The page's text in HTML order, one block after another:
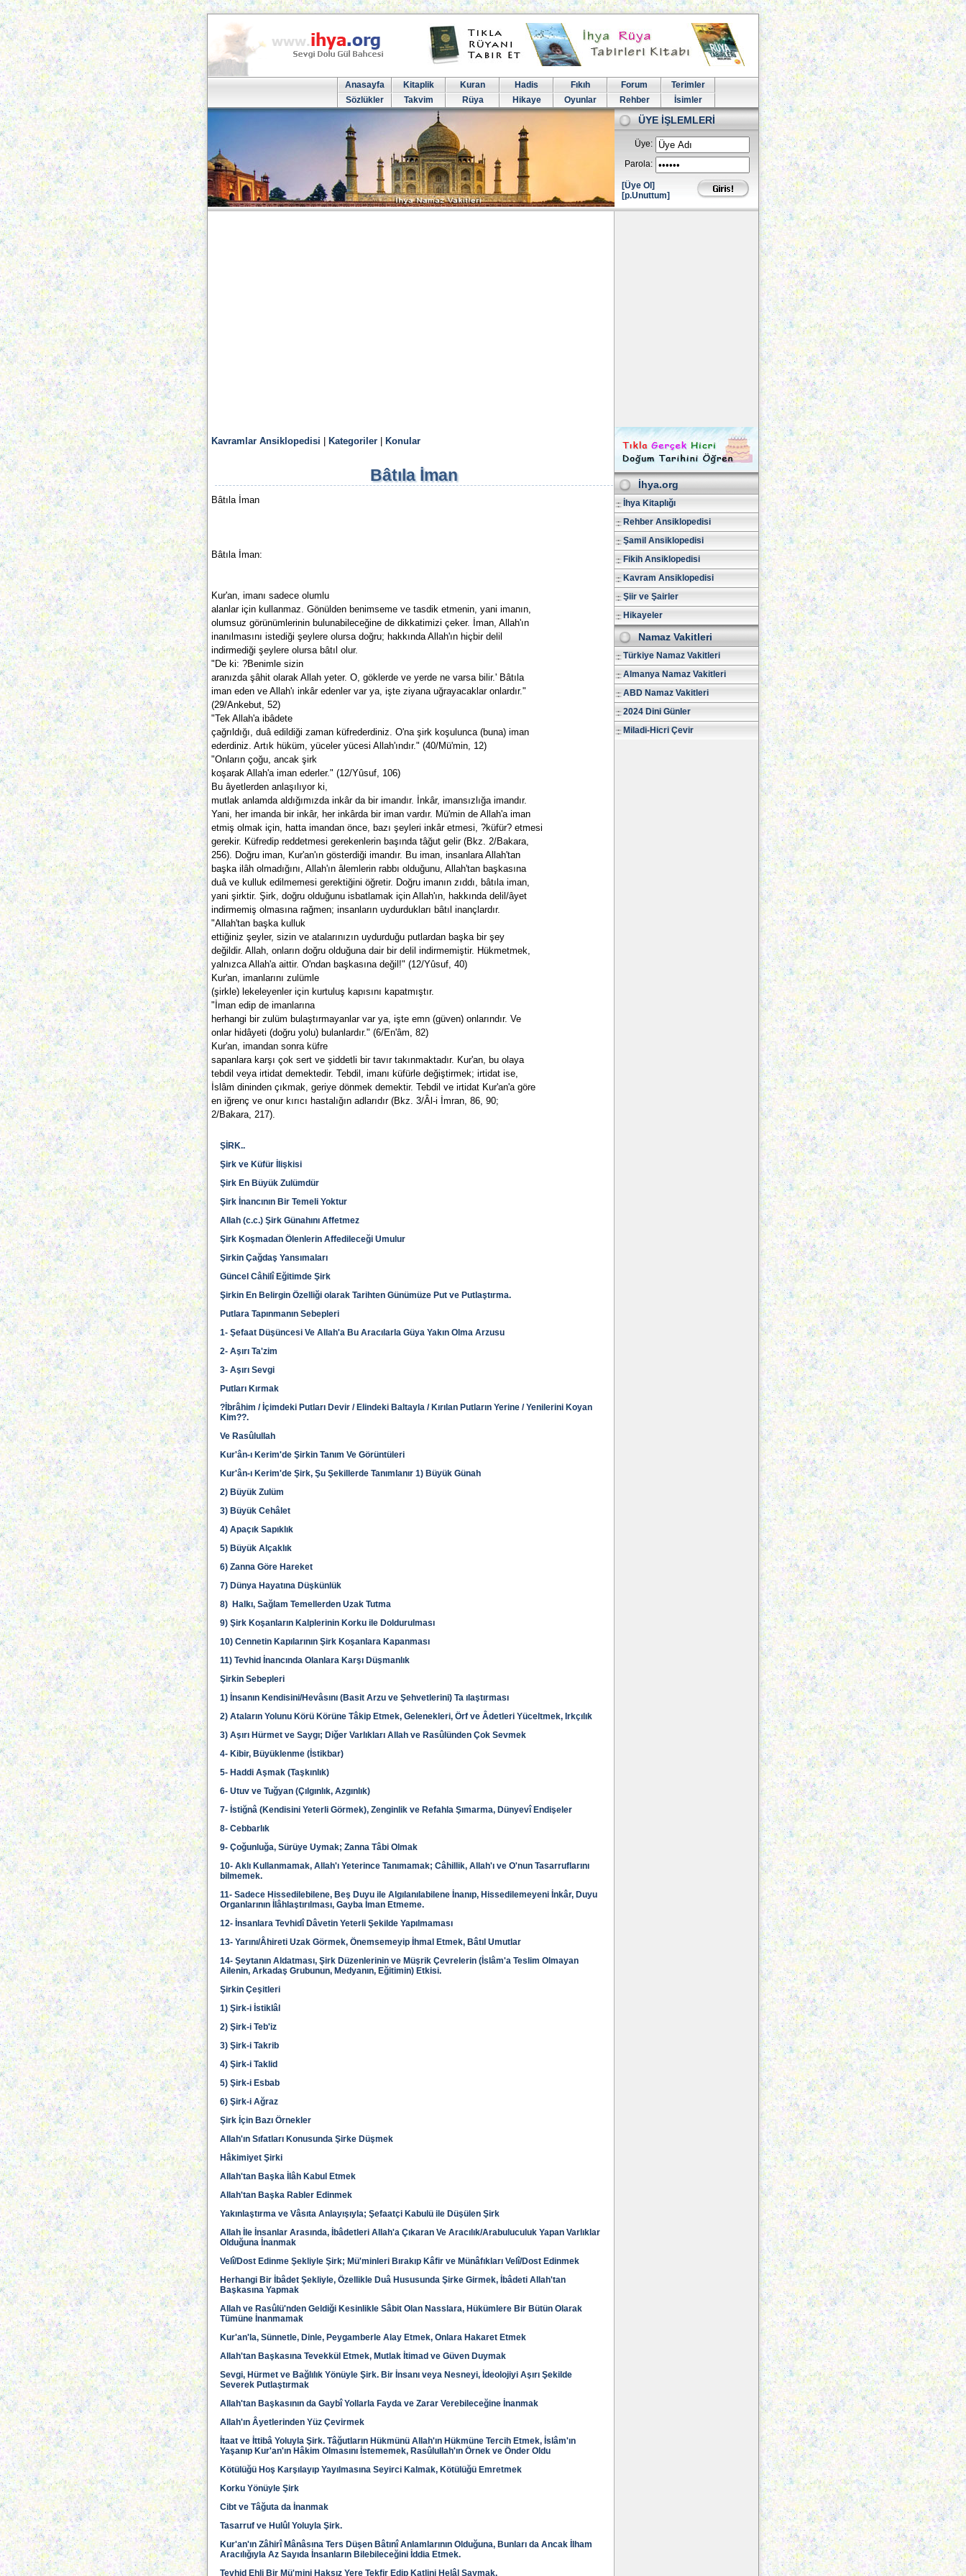
Anasayfa Kitaplik Kuran Hadis Fıkıh Forum
Terimler
Sözlükler
Takvim Rüya Hikaye Oyunlar Rehber İsimler
ÜYE İŞLEMLERİ
Üye:
Parola:
[Üye Ol]
[p.Unuttum]
Kavramlar Ansiklopedisi Kategoriler Konular
Bâtıla İman
Bâtıla İman
Bâtıla İman:
Kur'an, imanı sadece olumlu
alanlar için kullanmaz. Gönülden benimseme ve tasdik etmenin, yani imanın,
olumsuz görünümlerinin bulunabileceğine de dikkatimizi çeker. İman, Allah'ın
inanılmasını istediği şeylere olursa doğru; hakkında Allah'ın hiçbir delil
indirmediği şeylere olursa bâtıl olur.
"De ki: ?Benimle sizin
aranızda şâhit olarak Allah yeter. O, göklerde ve yerde ne varsa bilir.' Bâtıla
iman eden ve Allah'ı inkâr edenler var ya, işte ziyana uğrayacaklar onlardır."
(29/Ankebut, 52)
"Tek Allah'a ibâdete
çağrıldığı, duâ edildiği zaman küfrederdiniz. O'na şirk koşulunca (buna) iman
ederdiniz. Artık hüküm, yüceler yücesi Allah'ındır." (40/Mü'min, 12)
"Onların çoğu, ancak şirk
koşarak Allah'a iman ederler." (12/Yûsuf, 106)
Bu âyetlerden anlaşılıyor ki,
mutlak anlamda aldığımızda inkâr da bir imandır. İnkâr, imansızlığa imandır.
Yani, her imanda bir inkâr, her inkârda bir iman vardır. Mü'min de Allah'a iman
etmiş olmak için, hatta imandan önce, bazı şeyleri inkâr etmesi, ?küfür? etmesi
gerekir. Küfredip reddetmesi gerekenlerin başında tâğut gelir (Bkz. 2/Bakara,
256). Doğru iman, Kur'an'ın gösterdiği imandır. Bu iman, insanlara Allah'tan
başka ilâh olmadığını, Allah'ın âlemlerin rabbı olduğunu, Allah'tan başkasına
duâ ve kulluk edilmemesi gerektiğini öğretir. Doğru imanın zıddı, bâtıla iman,
yani şirktir. Şirk, doğru olduğunu isbatlamak için Allah'ın, hakkında delil/âyet
indirmemiş olmasına rağmen; insanların uydurdukları bâtıl inançlardır.
"Allah'tan başka kulluk
ettiğiniz şeyler, sizin ve atalarınızın uydurduğu putlardan başka bir şey
değildir. Allah, onların doğru olduğuna dair bir delil indirmemiştir. Hükmetmek,
yalnızca Allah'a aittir. O'ndan başkasına değil!" (12/Yûsuf, 40)
Kur'an, imanlarını zulümle
(şirkle) lekeleyenler için kurtuluş kapısını kapatmıştır.
"İman edip de imanlarına
herhangi bir zulüm bulaştırmayanlar var ya, işte emn (güven) onlarındır. Ve
onlar hidâyeti (doğru yolu) bulanlardır." (6/En'âm, 82)
Kur'an, imandan sonra küfre
sapanlara karşı çok sert ve şiddetli bir tavır takınmaktadır. Kur'an, bu olaya
tebdil veya irtidat demektedir. Tebdil, imanı küfürle değiştirmek; irtidat ise,
İslâm dininden çıkmak, geriye dönmek demektir. Tebdil ve irtidat Kur'an'a göre
en iğrenç ve onur kırıcı hastalığın adlarıdır (Bkz. 3/Âl-i İmran, 86, 90;
2/Bakara, 217).
ŞİRK..
Şirk ve Küfür İlişkisi
Şirk En Büyük Zulümdür
Şirk İnancının Bir Temeli Yoktur
Allah (c.c.) Şirk Günahını Affetmez
Şirk Koşmadan Ölenlerin Affedileceği Umulur
Şirkin Çağdaş Yansımaları
Güncel Câhilî Eğitimde Şirk
Şirkin En Belirgin Özelliği olarak Tarihten Günümüze Put ve Putlaştırma.
Putlara Tapınmanın Sebepleri
1- Şefaat Düşüncesi Ve Allah'a Bu Aracılarla Güya Yakın Olma Arzusu
2- Aşırı Ta'zim
3- Aşırı Sevgi
Putları Kırmak
?İbrâhim / İçimdeki Putları Devir / Elindeki Baltayla / Kırılan Putların Yerine / Yenilerini Koyan
Kim??.
Ve Rasûlullah
Kur'ân-ı Kerim'de Şirkin Tanım Ve Görüntüleri
Kur'ân-ı Kerim'de Şirk, Şu Şekillerde Tanımlanır 1) Büyük Günah
2) Büyük Zulüm
3) Büyük Cehâlet
4) Apaçık Sapıklık
5) Büyük Alçaklık
6) Zanna Göre Hareket
7) Dünya Hayatına Düşkünlük
8) Halkı, Sağlam Temellerden Uzak Tutma
9) Şirk Koşanların Kalplerinin Korku ile Doldurulması
10) Cennetin Kapılarının Şirk Koşanlara Kapanması
11) Tevhid İnancında Olanlara Karşı Düşmanlık
Şirkin Sebepleri
1) İnsanın Kendisini/Hevâsını (Basit Arzu ve Şehvetlerini) Ta ılaştırması
2) Ataların Yolunu Körü Körüne Tâkip Etmek, Gelenekleri, Örf ve Âdetleri Yüceltmek, Irkçılık
3) Aşırı Hürmet ve Saygı; Diğer Varlıkları Allah ve Rasûlünden Çok Sevmek
4- Kibir, Büyüklenme (İstikbar)
5- Haddi Aşmak (Taşkınlık)
6- Utuv ve Tuğyan (Çılgınlık, Azgınlık)
7- İstiğnâ (Kendisini Yeterli Görmek), Zenginlik ve Refahla Şımarma, Dünyevî Endişeler
8- Cebbarlık
9- Çoğunluğa, Sürüye Uymak; Zanna Tâbi Olmak
10- Aklı Kullanmamak, Allah'ı Yeterince Tanımamak; Câhillik, Allah'ı ve O'nun Tasarruflarını
bilmemek.
11- Sadece Hissedilebilene, Beş Duyu ile Algılanılabilene İnanıp, Hissedilemeyeni İnkâr, Duyu
Organlarının İlâhlaştırılması, Gayba İman Etmeme.
12- İnsanlara Tevhidî Dâvetin Yeterli Şekilde Yapılmaması
13- Yarını/Âhireti Uzak Görmek, Önemsemeyip İhmal Etmek, Bâtıl Umutlar
14- Şeytanın Aldatması, Şirk Düzenlerinin ve Müşrik Çevrelerin (İslâm'a Teslim Olmayan
Ailenin, Arkadaş Grubunun, Medyanın, Eğitimin) Etkisi.
Şirkin Çeşitleri
1) Şirk-i İstiklâl
2) Şirk-i Teb'iz
3) Şirk-i Takrib
4) Şirk-i Taklid
5) Şirk-i Esbab
6) Şirk-i Ağraz
Şirk İçin Bazı Örnekler
Allah'ın Sıfatları Konusunda Şirke Düşmek
Hâkimiyet Şirki
Allah'tan Başka İlâh Kabul Etmek
Allah'tan Başka Rabler Edinmek
Yakınlaştırma ve Vâsıta Anlayışıyla; Şefaatçi Kabulü ile Düşülen Şirk
Allah İle İnsanlar Arasında, İbâdetleri Allah'a Çıkaran Ve Aracılık/Arabuluculuk Yapan Varlıklar
Olduğuna İnanmak
Velî/Dost Edinme Şekliyle Şirk; Mü'minleri Bırakıp Kâfir ve Münâfıkları Velî/Dost Edinmek
Herhangi Bir İbâdet Şekliyle, Özellikle Duâ Hususunda Şirke Girmek, İbâdeti Allah'tan
Başkasına Yapmak
Allah ve Rasûlü'nden Geldiği Kesinlikle Sâbit Olan Nasslara, Hükümlere Bir Bütün Olarak
Tümüne İnanmamak
Kur'an'la, Sünnetle, Dinle, Peygamberle Alay Etmek, Onlara Hakaret Etmek
Allah'tan Başkasına Tevekkül Etmek, Mutlak İtimad ve Güven Duymak
Sevgi, Hürmet ve Bağlılık Yönüyle Şirk. Bir İnsanı veya Nesneyi, İdeolojiyi Aşırı Şekilde
Severek Putlaştırmak
Allah'tan Başkasının da Gaybî Yollarla Fayda ve Zarar Verebileceğine İnanmak
Allah'ın Âyetlerinden Yüz Çevirmek
İtaat ve İttibâ Yoluyla Şirk. Tâğutların Hükmünü Allah'ın Hükmüne Tercih Etmek, İslâm'ın
Yaşanıp Kur'an'ın Hâkim Olmasını İstememek, Rasûlullah'ın Örnek ve Önder Oldu
Kötülüğü Hoş Karşılayıp Yayılmasına Seyirci Kalmak, Kötülüğü Emretmek
Korku Yönüyle Şirk
Cibt ve Tâğuta da İnanmak
Tasarruf ve Hulûl Yoluyla Şirk.
Kur'an'ın Zâhirî Mânâsına Ters Düşen Bâtınî Anlamlarının Olduğuna, Bunları da Ancak İlham
Aracılığıyla Az Sayıda İnsanların Bilebileceğini İddia Etmek.
Tevhid Ehli Bir Mü'mini Haksız Yere Tekfir Edip Katlini Helâl Saymak.
İhya.org
İhya Kitaplığı
Rehber Ansiklopedisi
Şamil Ansiklopedisi
Fikih Ansiklopedisi
Kavram Ansiklopedisi
Şiir ve Şairler
Hikayeler
Namaz Vakitleri
Türkiye Namaz Vakitleri
Almanya Namaz Vakitleri
ABD Namaz Vakitleri
2024 Dini Günler
Miladi-Hicri Çevir